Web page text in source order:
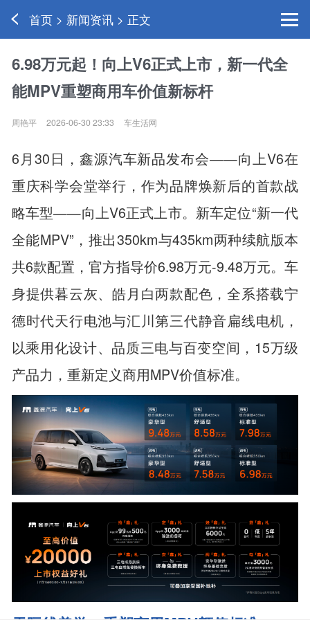
首页 > 新闻资讯 > 正文
6.98万元起！向上V6正式上市，新一代全
能MPV重塑商用车价值新标杆
周艳平 2026-06-30 23:33 车生活网
6月30日，鑫源汽车新品发布会——向上V6在
重庆科学会堂举行，作为品牌焕新后的首款战
略车型——向上V6正式上市。新车定位“新一代
全能MPV”，推出350km与435km两种续航版本
共6款配置，官方指导价6.98万元-9.48万元。车
身提供暮云灰、皓月白两款配色，全系搭载宁
德时代天行电池与汇川第三代静音扁线电机，
以乘用化设计、品质三电与百变空间，15万级
产品力，重新定义商用MPV价值标准。